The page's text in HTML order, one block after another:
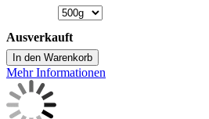
Ausverkauft
In den Warenkorb
Mehr Informationen